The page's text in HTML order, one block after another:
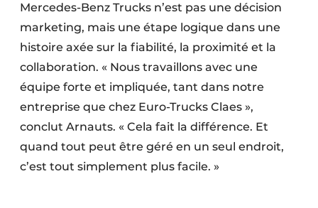
Mercedes-Benz Trucks n’est pas une décision
marketing, mais une étape logique dans une
histoire axée sur la fiabilité, la proximité et la
collaboration. « Nous travaillons avec une
équipe forte et impliquée, tant dans notre
entreprise que chez Euro-Trucks Claes »,
conclut Arnauts. « Cela fait la différence. Et
quand tout peut être géré en un seul endroit,
c’est tout simplement plus facile. »